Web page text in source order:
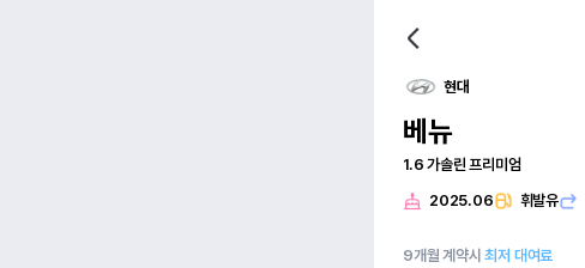
현대
베뉴
1.6 가솔린 프리미엄
2025.06 휘발유
9개월 계약시최저 대여료